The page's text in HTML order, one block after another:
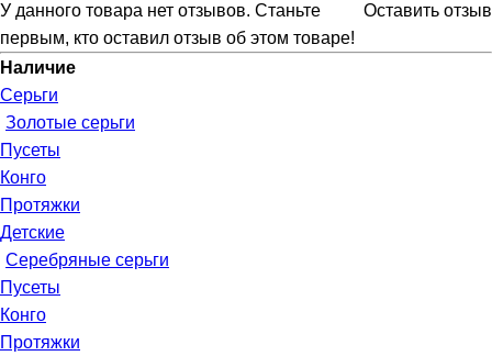
Оставить отзыв
У данного товара нет отзывов. Станьте
первым, кто оставил отзыв об этом товаре!
Наличие
Серьги
Золотые серьги
Пусеты
Конго
Протяжки
Детские
Серебряные серьги
Пусеты
Конго
Протяжки